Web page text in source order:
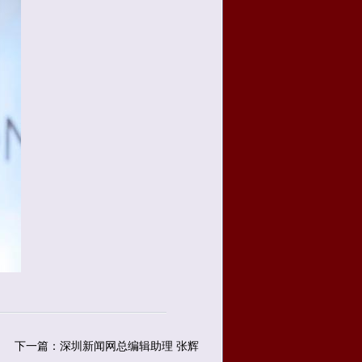
下一篇：深圳新闻网总编辑助理 张辉